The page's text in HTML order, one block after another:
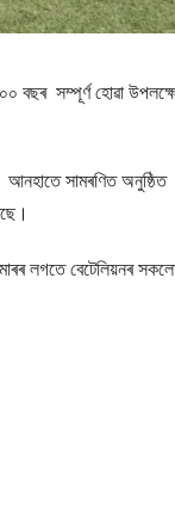
বছৰ সম্পূৰ্ণ হোৱা
সামৰণিত অনুষ্ঠিত
লগতে বেটেলিয়নৰ